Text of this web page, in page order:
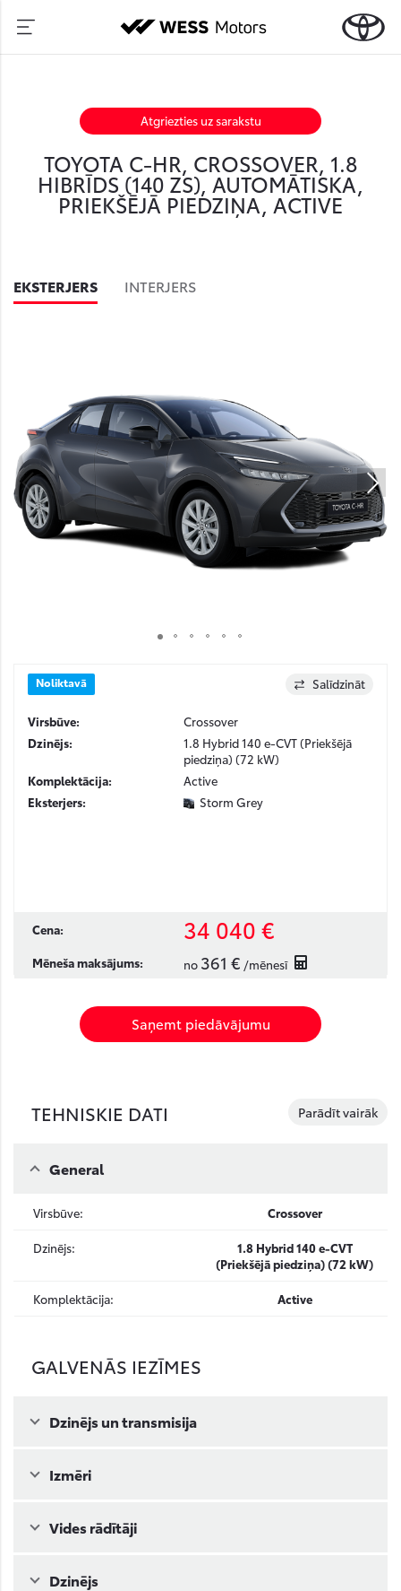
Atgriezties uz sarakstu
TOYOTA C-HR, CROSSOVER, 1.8
HIBRĪDS (140 ZS), AUTOMĀTISKA,
PRIEKŠĒJĀ PIEDZIŅA, ACTIVE
EKSTERJERS INTERJERS
Noliktavā Salīdzināt
Virsbūve:
Crossover
Dzinējs:
1.8 Hybrid 140 e-CVT (Priekšējā
piedziņa) (72 kW)
Komplektācija:
Active
Eksterjers:
Storm Grey
Cena: 34 040 €
Mēneša maksājums: no 361 € /mēnesī
Saņemt piedāvājumu
Parādīt vairāk
TEHNISKIE DATI
General
Virsbūve: Crossover
Dzinējs:
1.8 Hybrid 140 e-CVT
(Priekšējā piedziņa) (72 kW)
Komplektācija: Active
GALVENĀS IEZĪMES
Dzinējs un transmisija
Izmēri
Vides rādītāji
Dzinējs